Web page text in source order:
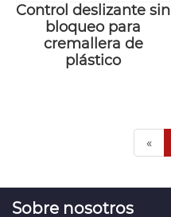
Control deslizante sin
bloqueo para
cremallera de
plástico
«
Sobre nosotros